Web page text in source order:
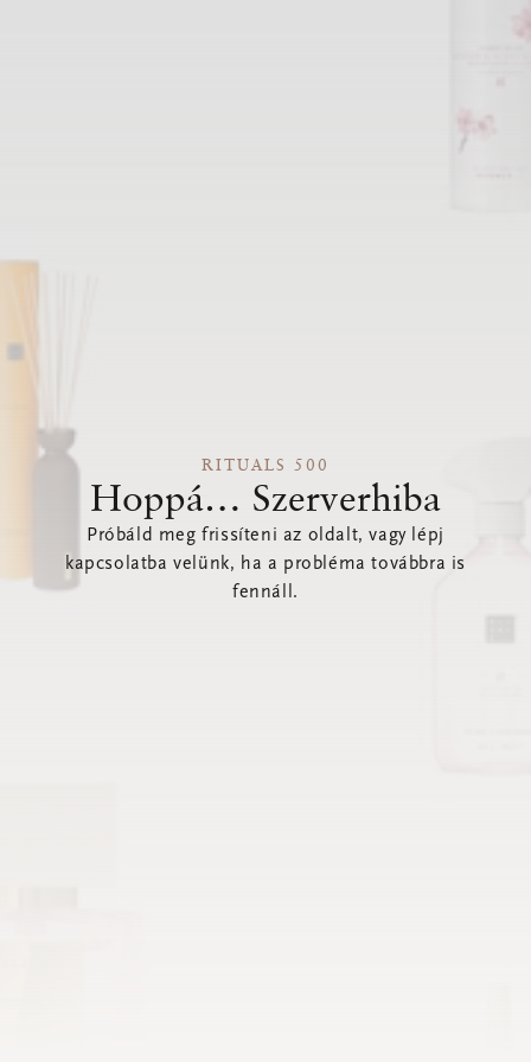
RITUALS 500
Hoppá… Szerverhiba
Próbáld meg frissíteni az oldalt, vagy lépj
kapcsolatba velünk, ha a probléma továbbra is
fennáll.